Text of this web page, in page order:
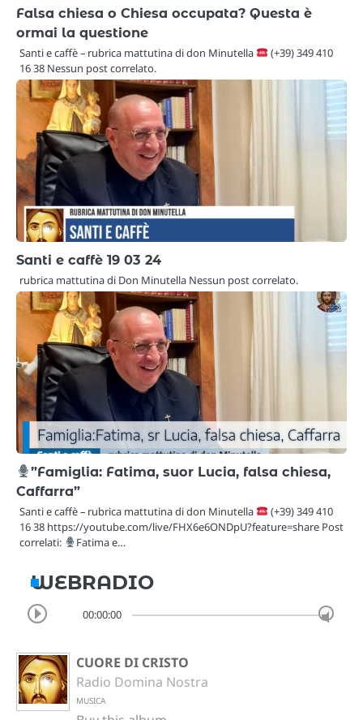
Falsa chiesa o Chiesa occupata? Questa è
ormai la questione
Santi e caffè – rubrica mattutina di don Minutella
(+39) 349 410
16 38 Nessun post correlato.
Santi e caffè 19 03 24
rubrica mattutina di Don Minutella Nessun post correlato.
”Famiglia: Fatima, suor Lucia, falsa chiesa,
Caffarra”
Santi e caffè – rubrica mattutina di don Minutella
(+39) 349 410
16 38 https://youtube.com/live/FHX6e6ONDpU?feature=share Post
correlati:
Fatima e…
WEBRADIO
00:00:00
CUORE DI CRISTO
Radio Domina Nostra
MUSICA